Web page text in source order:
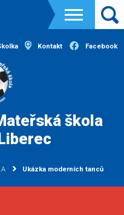
Kontakt Facebook
škola
Ukázka moderních tanců